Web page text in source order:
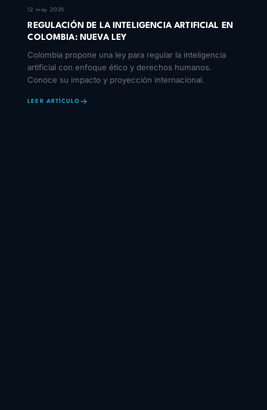
12 may 2025
REGULACIÓN DE LA INTELIGENCIA ARTIFICIAL EN
COLOMBIA: NUEVA LEY
Colombia propone una ley para regular la inteligencia
artificial con enfoque ético y derechos humanos.
Conoce su impacto y proyección internacional.
LEER ARTÍCULO